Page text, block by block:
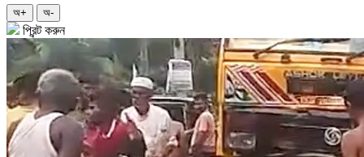
অ+ অ-
প্রিন্ট করুন